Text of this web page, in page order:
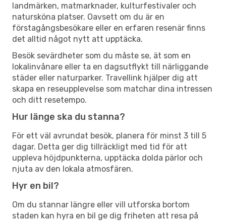
landmärken, matmarknader, kulturfestivaler och
natursköna platser. Oavsett om du är en
förstagångsbesökare eller en erfaren resenär finns
det alltid något nytt att upptäcka.
Besök sevärdheter som du måste se, ät som en
lokalinvånare eller ta en dagsutflykt till närliggande
städer eller naturparker. Travellink hjälper dig att
skapa en reseupplevelse som matchar dina intressen
och ditt resetempo.
Hur länge ska du stanna?
För ett väl avrundat besök, planera för minst 3 till 5
dagar. Detta ger dig tillräckligt med tid för att
uppleva höjdpunkterna, upptäcka dolda pärlor och
njuta av den lokala atmosfären.
Hyr en bil?
Om du stannar längre eller vill utforska bortom
staden kan hyra en bil ge dig friheten att resa på